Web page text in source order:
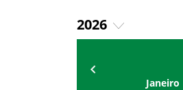
2026
2023
Janeiro